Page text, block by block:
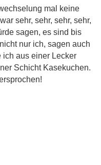
mal keine
sehr, sehr, sehr, sehr,
sagen, es sind bis
nur ich, sagen auch
ich aus einer Lecker
Schicht Kasekuchen.